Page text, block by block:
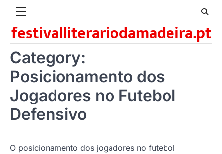
content
festivalliterariodamadeira.pt
Category:
Posicionamento dos
Jogadores no Futebol
Defensivo
O posicionamento dos jogadores no futebol